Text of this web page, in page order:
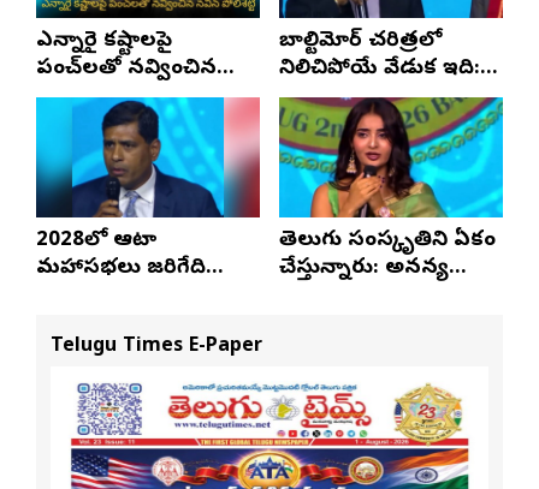
ఎన్నారై కష్టాలపై
పంచ్‌లతో నవ్వించిన
నవీన్ పోలిశెట్టి
బాల్టిమోర్ చరిత్రలో
నిలిచిపోయే వేడుక ఇది:
శ్రీధర్ బానాల
2028లో ఆటా
మహాసభలు జరిగేది
తెలుగు సంస్కృతిని ఏకం
చేస్తున్నారు: అనన్య
Telugu Times E-Paper